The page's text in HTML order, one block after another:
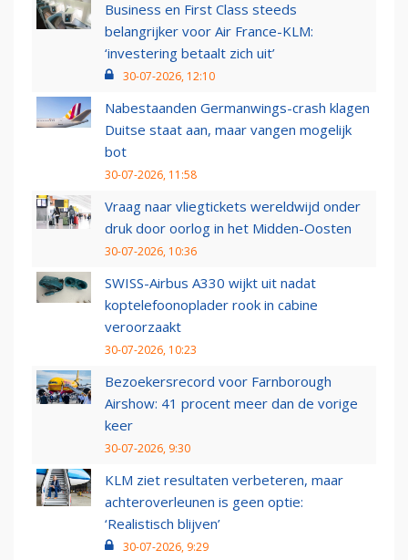
Business en First Class steeds
belangrijker voor Air France-KLM:
‘investering betaalt zich uit’
30-07-2026, 12:10
Nabestaanden Germanwings-crash klagen
Duitse staat aan, maar vangen mogelijk
bot
30-07-2026, 11:58
Vraag naar vliegtickets wereldwijd onder
druk door oorlog in het Midden-Oosten
30-07-2026, 10:36
SWISS-Airbus A330 wijkt uit nadat
koptelefoonoplader rook in cabine
veroorzaakt
30-07-2026, 10:23
Bezoekersrecord voor Farnborough
Airshow: 41 procent meer dan de vorige
keer
30-07-2026, 9:30
KLM ziet resultaten verbeteren, maar
achteroverleunen is geen optie:
‘Realistisch blijven’
30-07-2026, 9:29